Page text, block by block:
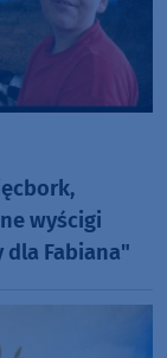
wyścigi
Fabiana"